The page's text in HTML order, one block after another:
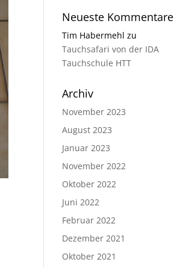
Neueste Kommentare
Tim Habermehl zu
Tauchsafari von der IDA
Tauchschule HTT
Archiv
November 2023
August 2023
Januar 2023
November 2022
Oktober 2022
Juni 2022
Februar 2022
Dezember 2021
Oktober 2021